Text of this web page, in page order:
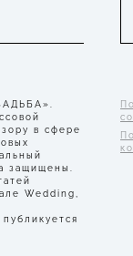
в сфере
защищены.
Wedding,